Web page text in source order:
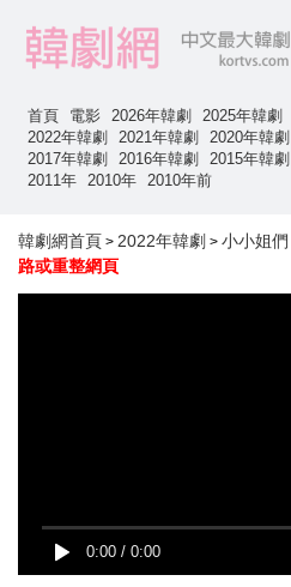
首頁 電影 2026年韓劇 2025年韓劇
2022年韓劇
2021年韓劇 2020年韓劇
2017年韓劇
2016年韓劇 2015年韓劇
2011年
2010年 2010年前
韓劇網首頁 > 2022年韓劇 > 小小姐們
路或重整網頁
0:00 / 0:00